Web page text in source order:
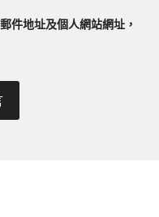
件地址及個人網站網址，